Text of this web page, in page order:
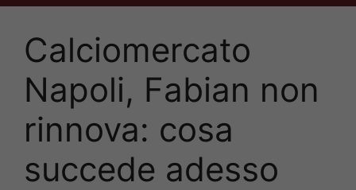
Calciomercato
Napoli, Fabian non
rinnova: cosa
succede adesso